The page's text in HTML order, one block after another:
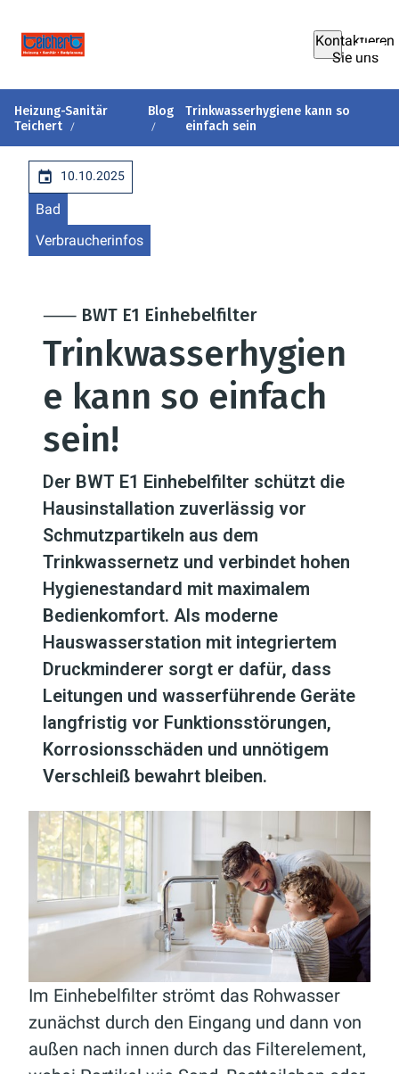
Kontaktieren
Sie uns
Heizung-Sanitär
Teichert
Blog
Trinkwasserhygiene kann so
einfach sein
10.10.2025
Bad
Verbraucherinfos
⸺ BWT E1 Einhebelfilter
Trinkwasserhygien
e kann so einfach
sein!
Der BWT E1 Einhebelfilter schützt die
Hausinstallation zuverlässig vor
Schmutzpartikeln aus dem
Trinkwassernetz und verbindet hohen
Hygienestandard mit maximalem
Bedienkomfort. Als moderne
Hauswasserstation mit integriertem
Druckminderer sorgt er dafür, dass
Leitungen und wasserführende Geräte
langfristig vor Funktionsstörungen,
Korrosionsschäden und unnötigem
Verschleiß bewahrt bleiben.
Im Einhebelfilter strömt das Rohwasser
zunächst durch den Eingang und dann von
außen nach innen durch das Filterelement,